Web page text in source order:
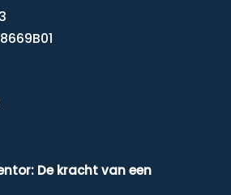
De kracht van een